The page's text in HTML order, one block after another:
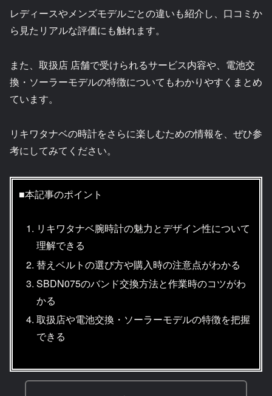
レディースやメンズモデルごとの違いも紹介し、口コミか
ら見たリアルな評価にも触れます。
また、取扱店 店舗で受けられるサービス内容や、電池交
換・ソーラーモデルの特徴についてもわかりやすくまとめ
ています。
リキワタナベの時計をさらに楽しむための情報を、ぜひ参
考にしてみてください。
■本記事のポイント
リキワタナベ腕時計の魅力とデザイン性について
理解できる
替えベルトの選び方や購入時の注意点がわかる
SBDN075のバンド交換方法と作業時のコツがわ
かる
取扱店や電池交換・ソーラーモデルの特徴を把握
できる